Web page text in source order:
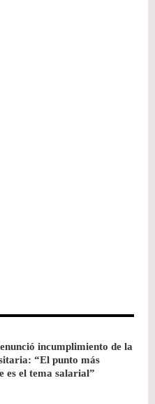
incumplimiento de la
“El punto más
es el tema salarial”